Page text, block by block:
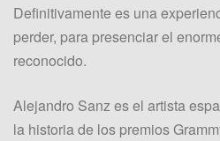
Definitivamente es una
perder, para presenciar el
reconocido.
Alejandro Sanz es el artista
la historia de los premios